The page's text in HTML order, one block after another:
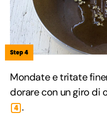
Step 4
Mondate e tritate
dorare con un giro di
4 .